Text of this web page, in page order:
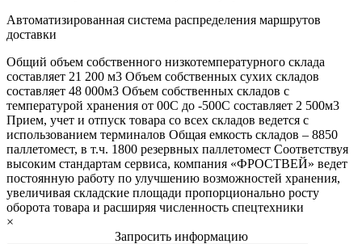
Автоматизированная система распределения маршрутов
доставки
Общий объем собственного низкотемпературного склада
составляет 21 200 м3 Объем собственных сухих складов
составляет 48 000м3 Объем собственных складов с
температурой хранения от 00С до -500С составляет 2 500м3
Прием, учет и отпуск товара со всех складов ведется с
использованием терминалов Общая емкость складов – 8850
паллетомест, в т.ч. 1800 резервных паллетомест Соответствуя
высоким стандартам сервиса, компания «ФРОСТВЕЙ» ведет
постоянную работу по улучшению возможностей хранения,
увеличивая складские площади пропорционально росту
оборота товара и расширяя численность спецтехники
×
Запросить информацию